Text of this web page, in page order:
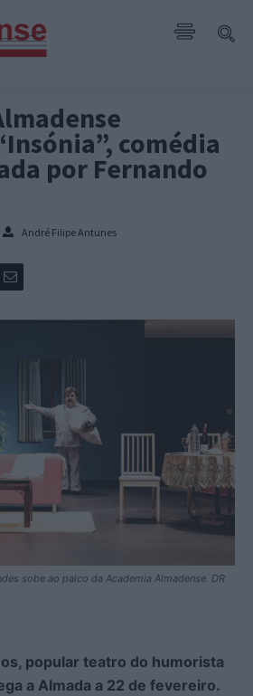
comédia
por Fernando
André Filipe Antunes
sobe ao palco da Academia Almadense. DR
popular teatro do humorista
a Almada a 22 de fevereiro.